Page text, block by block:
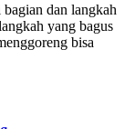
dan langkah
yang bagus
bisa